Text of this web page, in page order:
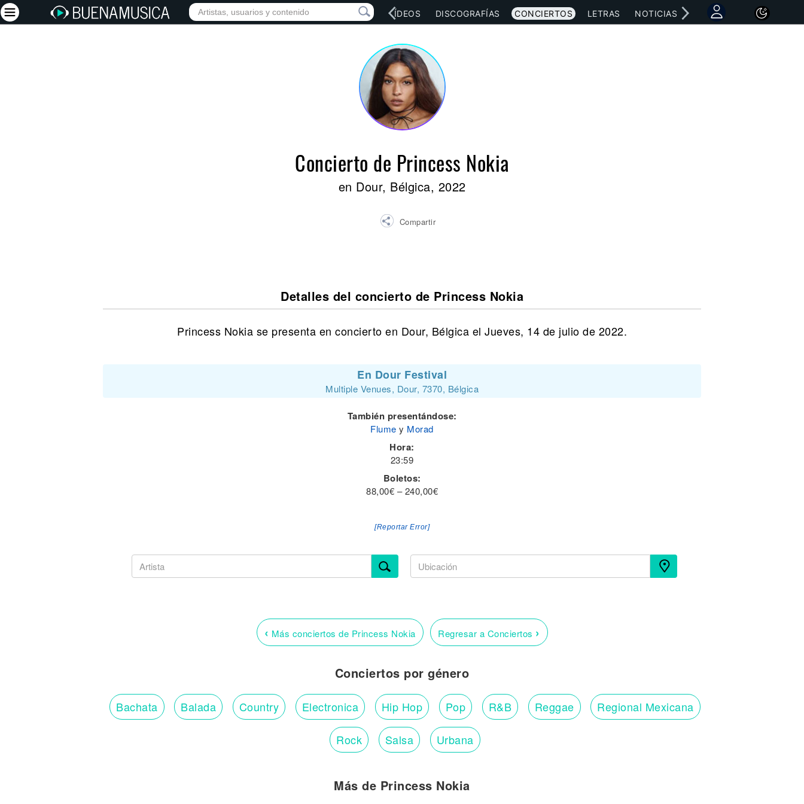
INICIO ARTISTAS RED SOCIAL MÚSICA VÍDEOS DISCOGRAFÍAS CONCIERTOS LETRAS NOTICIAS
Concierto de Princess Nokia
en Dour, Bélgica, 2022
Compartir
Detalles del concierto de Princess Nokia
Princess Nokia se presenta en concierto en Dour, Bélgica el Jueves, 14 de julio de 2022.
En Dour Festival
Multiple Venues, Dour, 7370, Bélgica
También presentándose:
Flume y Morad
Hora:
23:59
Boletos:
88,00€ – 240,00€
[Reportar Error]
‹ Más conciertos de Princess Nokia Regresar a Conciertos ›
Conciertos por género
Bachata Balada Country Electronica Hip Hop Pop R&B Reggae Regional Mexicana
Rock Salsa Urbana
Más de Princess Nokia